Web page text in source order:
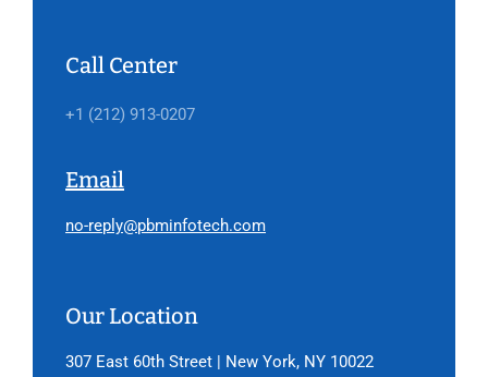
Call Center
+1 (212) 913-0207
Email
no-reply@pbminfotech.com
Our Location
307 East 60th Street | New York, NY 10022